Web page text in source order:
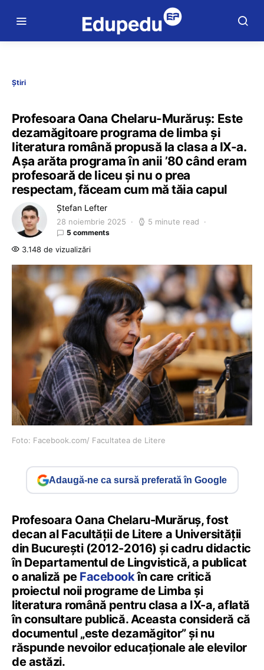
Știri
Profesoara Oana Chelaru-Murăruș: Este
dezamăgitoare programa de limba și
literatura română propusă la clasa a IX-a.
Așa arăta programa în anii ’80 când eram
profesoară de liceu și nu o prea
respectam, făceam cum mă tăia capul
Ștefan Lefter
28 noiembrie 2025 5 minute read
5 comments
3.148 de vizualizări
Foto: Facebook.com/ Facultatea de Litere
Adaugă-ne ca sursă preferată în Google
Profesoara Oana Chelaru-Murăruș, fost
decan al Facultății de Litere a Universității
din București (2012-2016) și cadru didactic
în Departamentul de Lingvistică, a publicat
o analiză pe Facebookîn care critică
proiectul noii programe de Limba și
literatura română pentru clasa a IX-a, aflată
în consultare publică. Aceasta consideră că
documentul „este dezamăgitor” și nu
răspunde nevoilor educaționale ale elevilor
de astăzi.